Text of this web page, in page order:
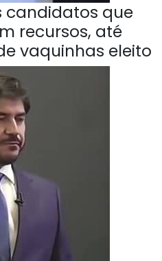
candidatos que
recursos, até
vaquinhas eleito